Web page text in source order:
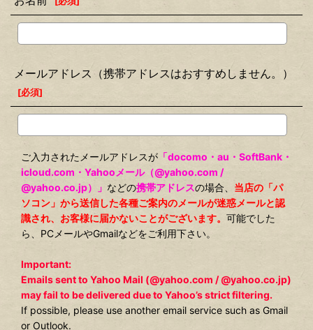
メールアドレス（携帯アドレスはおすすめしません。）
[必須]
ご入力されたメールアドレスが 「docomo・au・SoftBank・
icloud.com・Yahooメール（@yahoo.com /
@yahoo.co.jp）」 などの携帯アドレスの場合、 当店の「パ
ソコン」から送信した各種ご案内のメールが迷惑メールと認
識され、お客様に届かないことがございます。 可能でした
ら、PCメールやGmailなどをご利用下さい。
Important:
Emails sent to Yahoo Mail (@yahoo.com / @yahoo.co.jp)
may fail to be delivered due to Yahoo’s strict filtering.
If possible, please use another email service such as Gmail
or Outlook.